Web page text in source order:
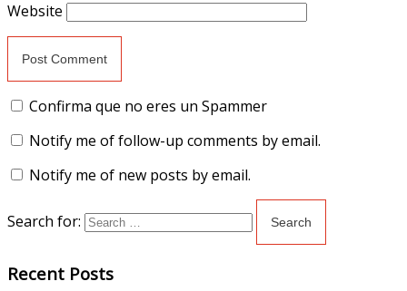
Website
Confirma que no eres un Spammer
Notify me of follow-up comments by email.
Notify me of new posts by email.
Search for:
Recent Posts